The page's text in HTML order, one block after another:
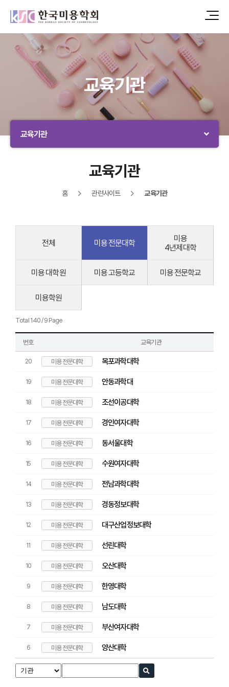
교육기관
교육기관
교육기관
홈 관련사이트 교육기관
전체 미용 전문대학
미용
4년제대학
미용 대학원 미용 고등학교 미용 전문학교
미용학원
Total 140 / 9 Page
번호 교육기관
20 미용 전문대학 목포과학대학
19 미용 전문대학 안동과학대
18 미용 전문대학 조선이공대학
17 미용 전문대학 경인여자대학
16 미용 전문대학 동서울대학
15 미용 전문대학 수원여자대학
14 미용 전문대학 전남과학대학
13 미용 전문대학 경동정보대학
12 미용 전문대학 대구산업정보대학
11 미용 전문대학 선린대학
10 미용 전문대학 오산대학
9 미용 전문대학 한영대학
8 미용 전문대학 남도대학
7 미용 전문대학 부산여자대학
6 미용 전문대학 양산대학